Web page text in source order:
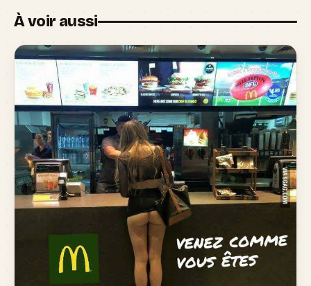
À voir aussi